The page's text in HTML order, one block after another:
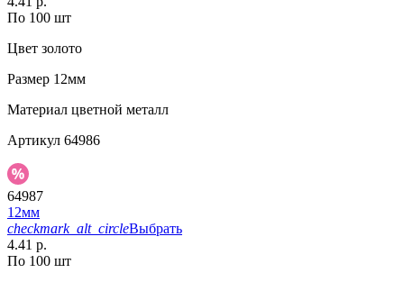
По 100 шт
Цвет золото
Размер 12мм
Материал цветной металл
Артикул 64986
64987
12мм
checkmark_alt_circleВыбрать
4.41 р.
По 100 шт